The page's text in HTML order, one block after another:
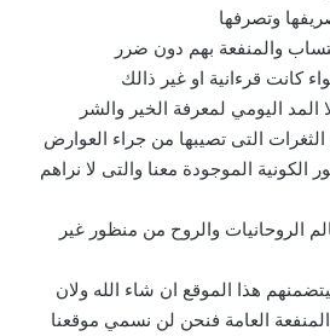
وتصرفها
والمنفعة بهم دون ضرر
كانت قرءانية او غير ذالك
اليومي لمعرفة الخير والشر
الثغرات التى تصيبها من جراء العوارض
الموجودة معنا والتى لا نراهم
الروحانيات والروح من منظور غير
هذا الموقع ان شاء الله ولان
العامة فنحن لن نسمي موقعنا